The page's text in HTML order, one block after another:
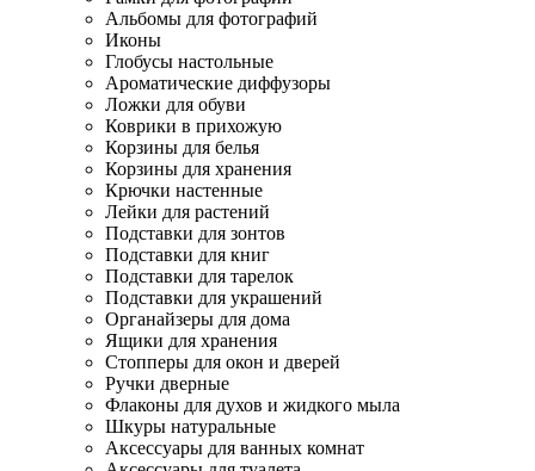
Альбомы для фотографий
Иконы
Глобусы настольные
Ароматические диффузоры
Ложки для обуви
Коврики в прихожую
Корзины для белья
Корзины для хранения
Крючки настенные
Лейки для растений
Подставки для зонтов
Подставки для книг
Подставки для тарелок
Подставки для украшений
Органайзеры для дома
Ящики для хранения
Стопперы для окон и дверей
Ручки дверные
Флаконы для духов и жидкого мыла
Шкуры натуральные
Аксессуары для ванных комнат